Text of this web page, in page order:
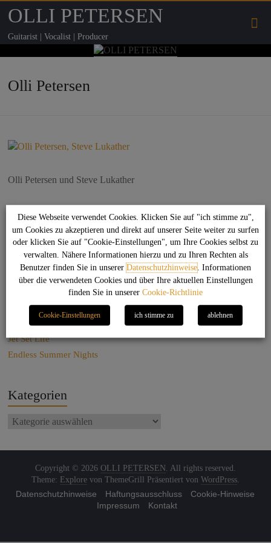
OLLI PETERSEN
Guitarist | Vocalist | Producer
Olli Petersen
Olli Petersen und Steve Lukather
Suchen
Das könnte Dich auch interessieren
Back to the beat
On the beach
Jet Set Life
Endless Summer Nights
Kategorien
Copyright © 2026 OLLI PETERSEN . All rights reserved.
Theme: Explorevon ThemeGrill Präsentiert von WordPress.
Datenschutzhinweise Haftungsausschluss
Cookie-Hinweise
Impressum
Kontakt
Diese Webseite verwendet Cookies. Klicken Sie auf "ich stimme zu",
um Cookies zu akzeptieren und direkt auf unserer Seite weiter zu surfen
oder klicken Sie auf "Cookie-Einstellungen", um Ihre Cookies selbst zu
verwalten. Nähere Informationen hierzu und zu Ihren Rechten als
Benutzer finden Sie in unsererDatenschutzhinweise. Informationen
über die verwendeten Cookies und über Ihre aktuellen Einstellungen
finden Sie in unserer Cookie-Richtlinie
Cookie-Einstellungen ich stimme zu ablehnen